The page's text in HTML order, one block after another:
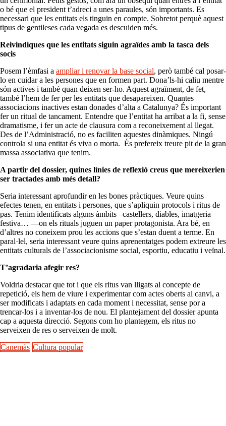
o bé que el president t’adreci a unes paraules, són importants. Es
necessari que les entitats els tinguin en compte. Sobretot perquè aquest
tipus de gentileses cada vegada es descuiden més.
Reivindiques que les entitats siguin agraïdes amb la tasca dels
socis
Posem l’èmfasi a ampliar i renovar la base social, però també cal posar-
lo en cuidar a les persones que en formen part. Dona’ls-hi caliu mentre
són actives i també quan deixen ser-ho. Aquest agraïment, de fet,
també l’hem de fer per les entitats que desapareixen. Quantes
associacions inactives estan donades d’alta a Catalunya? És important
fer un ritual de tancament. Entendre que l’entitat ha arribat a la fi, sense
dramatisme, i fer un acte de clausura com a reconeixement al llegat.
Des de l’Administració, no es faciliten aquestes dinàmiques. Ningú
controla si una entitat és viva o morta. És prefereix treure pit de la gran
massa associativa que tenim.
A partir del dossier, quines línies de reflexió creus que mereixerien
ser tractades amb més detall?
Seria interessant aprofundir en les bones pràctiques. Veure quins
efectes tenen, en entitats i persones, que s’apliquin protocols i ritus de
pas. Tenim identificats alguns àmbits –castellers, diables, imatgeria
festiva… —on els rituals juguen un paper protagonista. Ara bé, en
d’altres no coneixem prou les accions que s’estan duent a terme. En
paral·lel, seria interessant veure quins aprenentatges podem extreure les
entitats culturals de l’associacionisme social, esportiu, educatiu i veïnal.
T’agradaria afegir res?
Voldria destacar que tot i que els ritus van lligats al concepte de
repetició, els hem de viure i experimentar com actes oberts al canvi, a
ser modificats i adaptats en cada moment i necessitat, sense por a
trencar-los i a inventar-los de nou. El plantejament del dossier apunta
cap a aquesta direcció. Segons com ho plantegem, els ritus no
serveixen de res o serveixen de molt.
Canemàs Cultura popular